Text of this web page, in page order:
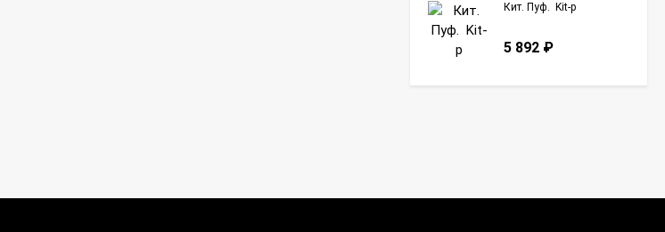
Кит. Пуф. Kit-p
5 892 ₽